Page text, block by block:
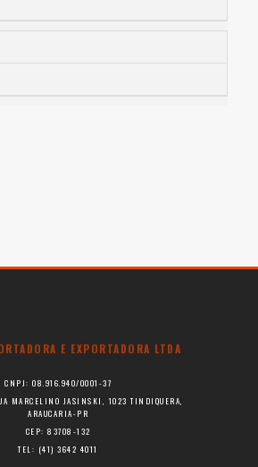
E EXPORTADORA LTDA
CNPJ: 08.916.940/0001-37
MARCELINO JASINSKI, 1023 TINDIQUERA,
ARAUCARIA-PR
CEP: 83708-132
TEL: (41) 3642 4011